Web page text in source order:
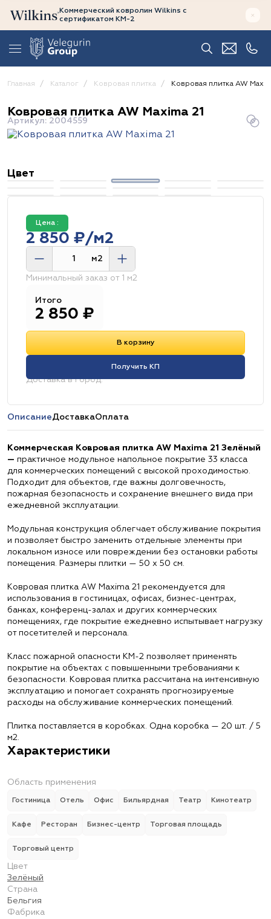
Коммерческий ковролин Wilkins с
сертификатом КМ-2
Главная Каталог Ковровая плитка Ковровая плитка AW
Ковровая плитка AW Maxima 21
Артикул: 2004559
Цвет
Цена :
2 850 ₽/м2
м2
Минимальный заказ от 1 м2
Итого
2 850 ₽
В корзину
Получить КП
Доставка в город:
ОписаниеДоставкаОплата
Коммерческая Ковровая плитка AW Maxima 21 Зелёный
— практичное модульное напольное покрытие 33 класса
для коммерческих помещений с высокой проходимостью.
Подходит для объектов, где важны долговечность,
пожарная безопасность и сохранение внешнего вида при
ежедневной эксплуатации.
Модульная конструкция облегчает обслуживание покрытия
и позволяет быстро заменить отдельные элементы при
локальном износе или повреждении без остановки работы
помещения. Размеры плитки — 50 х 50 см.
Ковровая плитка AW Maxima 21 рекомендуется для
использования в гостиницах, офисах, бизнес-центрах,
банках, конференц-залах и других коммерческих
помещениях, где покрытие ежедневно испытывает нагрузку
от посетителей и персонала.
Класс пожарной опасности КМ-2 позволяет применять
покрытие на объектах с повышенными требованиями к
безопасности. Ковровая плитка рассчитана на интенсивную
эксплуатацию и помогает сохранять прогнозируемые
расходы на обслуживание коммерческих помещений.
Плитка поставляется в коробках. Одна коробка — 20 шт. / 5
м2.
Характеристики
Область применения
Гостиница Отель Офис Бильярдная Театр Кинотеатр
Кафе Ресторан Бизнес-центр Торговая площадь
Торговый центр
Цвет
Зелёный
Страна
Бельгия
Фабрика